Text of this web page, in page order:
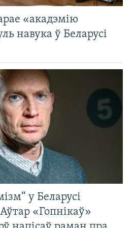
«акадэмію
навука ў Беларусі
у Беларусі
«Гопнікаў»